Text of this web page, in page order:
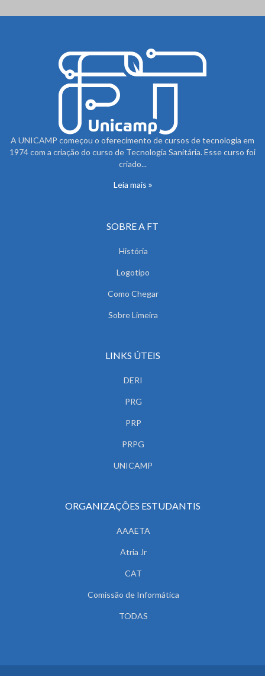
A UNICAMP começou o oferecimento de cursos de tecnologia em
1974 com a criação do curso de Tecnologia Sanitária. Esse curso foi
criado...
Leia mais
SOBRE A FT
História
Logotipo
Como Chegar
Sobre Limeira
LINKS ÚTEIS
DERI
PRG
PRP
PRPG
UNICAMP
ORGANIZAÇÕES ESTUDANTIS
AAAETA
Atria Jr
CAT
Comissão de Informática
TODAS